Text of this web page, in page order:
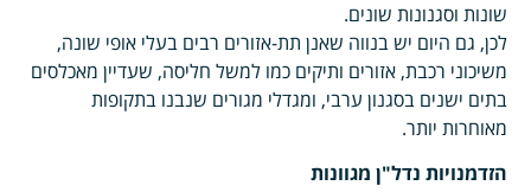
שונות וסגנונות שונים.
לכן, גם היום יש בנווה שאנן תת-אזורים רבים בעלי אופי שונה,
משיכוני רכבת, אזורים ותיקים כמו למשל חליסה, שעדיין מאכלסים
בתים ישנים בסגנון ערבי, ומגדלי מגורים שנבנו בתקופות
מאוחרות יותר.
הזדמנויות נדל"ן מגוונות